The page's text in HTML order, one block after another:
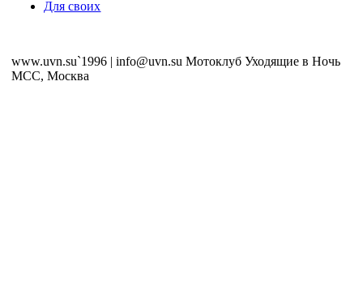
Для своих
www.uvn.su`1996 | info@uvn.su Мотоклуб Уходящие в Ночь
MCC, Москва